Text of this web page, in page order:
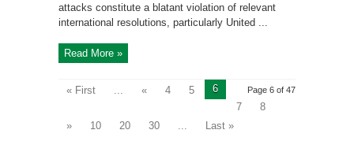
attacks constitute a blatant violation of relevant
international resolutions, particularly United ...
Read More »
Page 6 of 47
« First ... « 4 5
6
7
8
»
10 20 30 ... Last »